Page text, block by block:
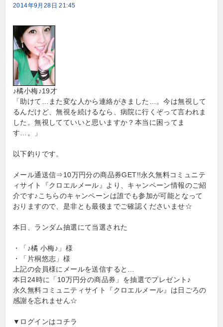
2014年9月28日 21:45
♪橘小梅♪19才
「助けて…また変な人から連絡がきました…。今は無視して
るんだけど、無視を続けるなら、病院に行くぞって言われま
した。無視してていいと思いますか？本当に困ってま
す…。」
以下釣りです。
メール通送信⇒10万円分の商品券GET!!永久無料コミュニテ
ィサイト『クロエルメール』より、キャンペーン情報のご紹
介です♪こちらのキャンペーンは誰でも参加が可能となって
おりますので、是非とも最後までご確認くださいませ☆
本日、ランダム抽選にて当選された
・「♪橘 小梅♪」様
・「片桐悠志」様
上記の会員様にメールを送信すると…
本日24時に「10万円分の商品券」を抽選でプレゼント♪
永久無料コミュニティサイト『クロエルメール』は日ごろの
感謝を忘れません☆
▼ログインはコチラ